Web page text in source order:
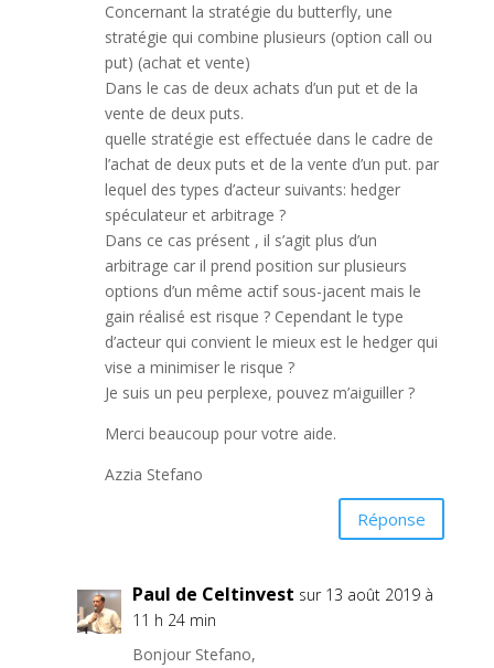
Concernant la stratégie du butterfly, une
stratégie qui combine plusieurs (option call ou
put) (achat et vente)
Dans le cas de deux achats d’un put et de la
vente de deux puts.
quelle stratégie est effectuée dans le cadre de
l’achat de deux puts et de la vente d’un put. par
lequel des types d’acteur suivants: hedger
spéculateur et arbitrage ?
Dans ce cas présent , il s’agit plus d’un
arbitrage car il prend position sur plusieurs
options d’un même actif sous-jacent mais le
gain réalisé est risque ? Cependant le type
d’acteur qui convient le mieux est le hedger qui
vise a minimiser le risque ?
Je suis un peu perplexe, pouvez m’aiguiller ?
Merci beaucoup pour votre aide.
Azzia Stefano
Réponse
Paul de Celtinvest sur 13 août 2019 à
11 h 24 min
Bonjour Stefano,